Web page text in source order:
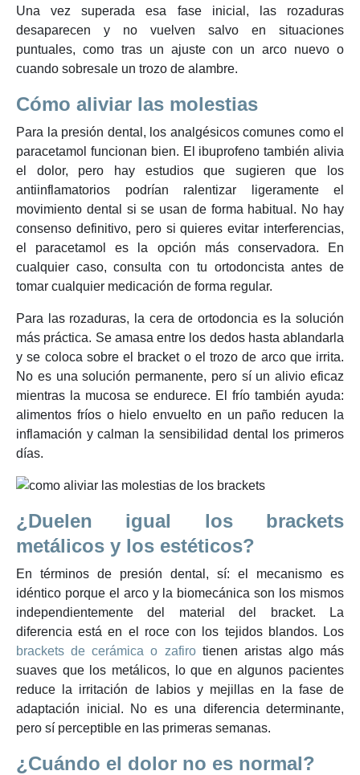
Una vez superada esa fase inicial, las rozaduras
desaparecen y no vuelven salvo en situaciones
puntuales, como tras un ajuste con un arco nuevo o
cuando sobresale un trozo de alambre.
Cómo aliviar las molestias
Para la presión dental, los analgésicos comunes como el
paracetamol funcionan bien. El ibuprofeno también alivia
el dolor, pero hay estudios que sugieren que los
antiinflamatorios podrían ralentizar ligeramente el
movimiento dental si se usan de forma habitual. No hay
consenso definitivo, pero si quieres evitar interferencias,
el paracetamol es la opción más conservadora. En
cualquier caso, consulta con tu ortodoncista antes de
tomar cualquier medicación de forma regular.
Para las rozaduras, la cera de ortodoncia es la solución
más práctica. Se amasa entre los dedos hasta ablandarla
y se coloca sobre el bracket o el trozo de arco que irrita.
No es una solución permanente, pero sí un alivio eficaz
mientras la mucosa se endurece. El frío también ayuda:
alimentos fríos o hielo envuelto en un paño reducen la
inflamación y calman la sensibilidad dental los primeros
días.
¿Duelen igual los brackets
metálicos y los estéticos?
En términos de presión dental, sí: el mecanismo es
idéntico porque el arco y la biomecánica son los mismos
independientemente del material del bracket. La
diferencia está en el roce con los tejidos blandos. Los
brackets de cerámica o zafirotienen aristas algo más
suaves que los metálicos, lo que en algunos pacientes
reduce la irritación de labios y mejillas en la fase de
adaptación inicial. No es una diferencia determinante,
pero sí perceptible en las primeras semanas.
¿Cuándo el dolor no es normal?